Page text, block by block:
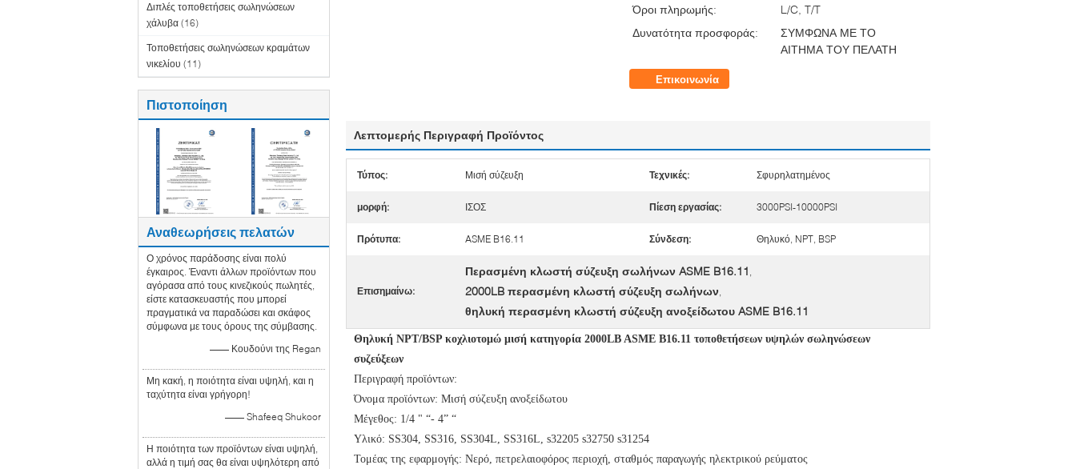
Διπλές τοποθετήσεις σωληνώσεων
χάλυβα (16)
Τοποθετήσεις σωληνώσεων κραμάτων
νικελίου (11)
Πιστοποίηση
Αναθεωρήσεις πελατών
Ο χρόνος παράδοσης είναι πολύ
έγκαιρος. Έναντι άλλων προϊόντων που
αγόρασα από τους κινεζικούς πωλητές,
είστε κατασκευαστής που μπορεί
πραγματικά να παραδώσει και σκάφος
σύμφωνα με τους όρους της σύμβασης.
—— Κουδούνι της Regan
Μη κακή, η ποιότητα είναι υψηλή, και η
ταχύτητα είναι γρήγορη!
—— Shafeeq Shukoor
Η ποιότητα των προϊόντων είναι υψηλή,
αλλά η τιμή σας θα είναι υψηλότερη από
Όροι πληρωμής:
L/C, T/T
Δυνατότητα προσφοράς:
ΣΥΜΦΩΝΑ ΜΕ ΤΟ
ΑΙΤΗΜΑ ΤΟΥ ΠΕΛΑΤΗ
Επικοινωνία
Λεπτομερής Περιγραφή Προϊόντος
Τύπος: Μισή σύζευξη Τεχνικές: Σφυρηλατημένος
μορφή: ΙΣΟΣ Πίεση εργασίας: 3000PSI-10000PSI
Πρότυπα: ASME B16.11 Σύνδεση: Θηλυκό, NPT, BSP
Επισημαίνω:
Περασμένη κλωστή σύζευξη σωλήνων ASME B16.11 ,
2000LB περασμένη κλωστή σύζευξη σωλήνων,
θηλυκή περασμένη κλωστή σύζευξη ανοξείδωτου ASME B16.11
Θηλυκή NPT/BSP κοχλιοτομώ μισή κατηγορία 2000LB ASME B16.11 τοποθετήσεων υψηλών σωληνώσεων
συζεύξεων
Περιγραφή προϊόντων:
Όνομα προϊόντων: Μισή σύζευξη ανοξείδωτου
Μέγεθος: 1/4 " “- 4” “
Υλικό: SS304, SS316, SS304L, SS316L, s32205 s32750 s31254
Τομέας της εφαρμογής: Νερό, πετρελαιοφόρος περιοχή, σταθμός παραγωγής ηλεκτρικού ρεύματος